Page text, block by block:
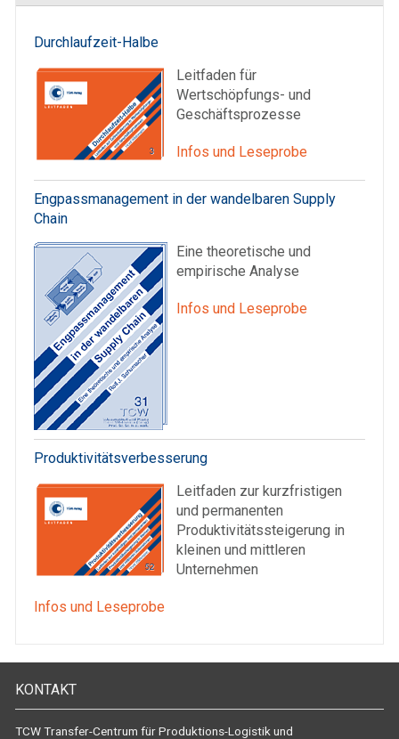
Durchlaufzeit-Halbe
Leitfaden für
Wertschöpfungs- und
Geschäftsprozesse
Infos und Leseprobe
Engpassmanagement in der wandelbaren Supply
Chain
Eine theoretische und
empirische Analyse
Infos und Leseprobe
Produktivitätsverbesserung
Leitfaden zur kurzfristigen
und permanenten
Produktivitätssteigerung in
kleinen und mittleren
Unternehmen
Infos und Leseprobe
KONTAKT
TCW Transfer-Centrum für Produktions-Logistik und